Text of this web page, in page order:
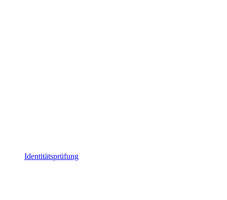
Identitätsprüfung